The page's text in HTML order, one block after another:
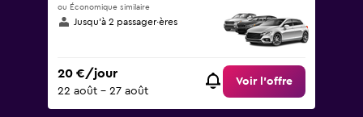
ou Économique similaire
Jusqu’à 2 passager·ères
20 €/jour
22 août - 27 août
Voir l’offre